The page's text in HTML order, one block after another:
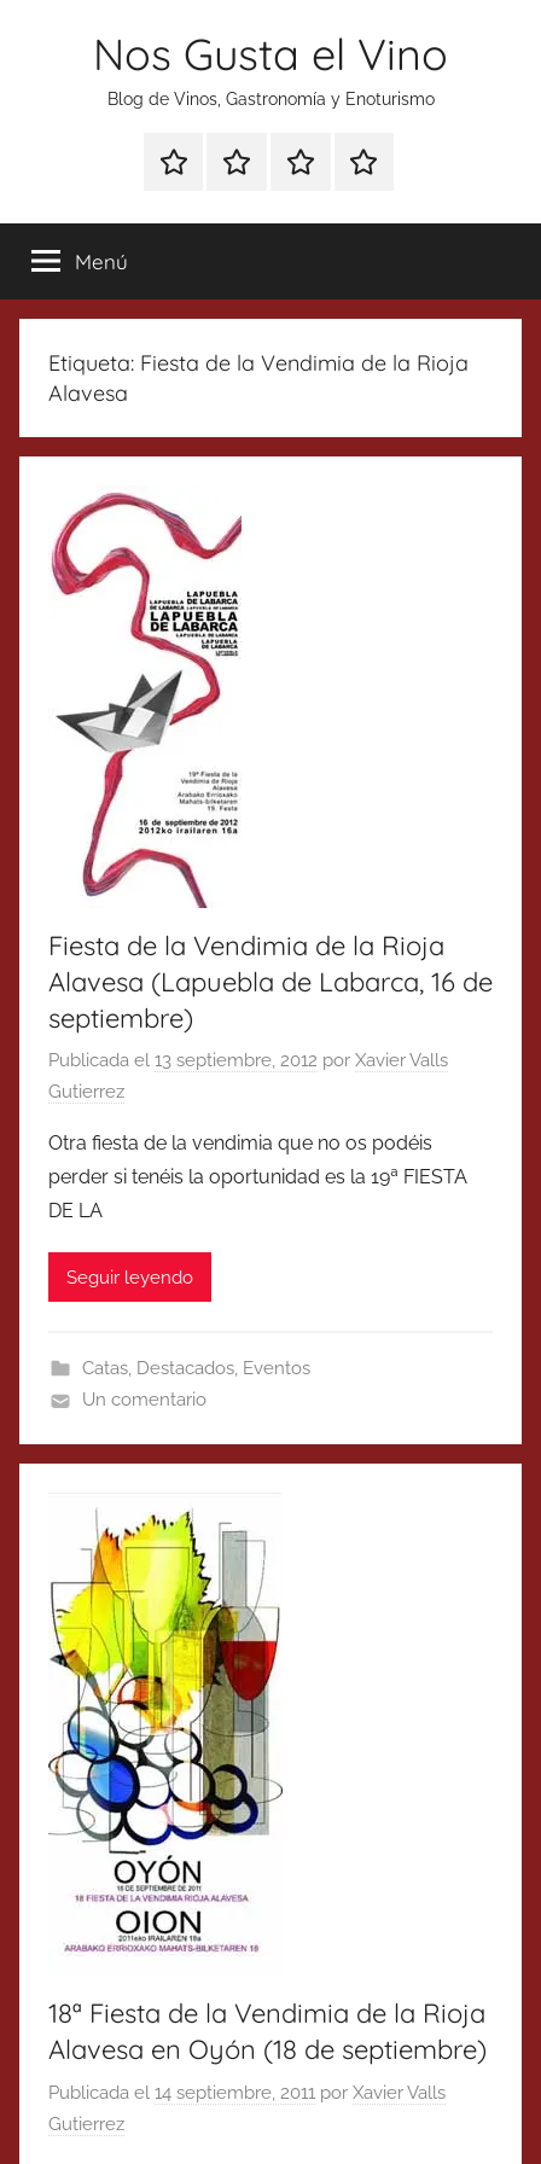
Nos Gusta el Vino
Blog de Vinos, Gastronomía y Enoturismo
Especial
Tonics
Enoturismo
Gastronomía
RankingContacto
Menú
Etiqueta: Fiesta de la Vendimia de la Rioja
Alavesa
Fiesta de la Vendimia de la Rioja
Alavesa (Lapuebla de Labarca, 16 de
septiembre)
Publicada el 13 septiembre, 2012 por Xavier Valls
Gutierrez
Otra fiesta de la vendimia que no os podéis
perder si tenéis la oportunidad es la 19ª FIESTA
DE LA
Seguir leyendo
Catas, Destacados, Eventos
Un comentario
18ª Fiesta de la Vendimia de la Rioja
Alavesa en Oyón (18 de septiembre)
Publicada el 14 septiembre, 2011 por Xavier Valls
Gutierrez